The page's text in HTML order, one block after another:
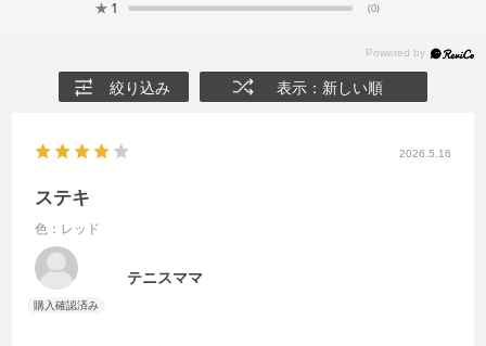
★ 1 (0)
絞り込み 表示：新しい順
2026.5.16
ステキ
色：レッド
テニスママ